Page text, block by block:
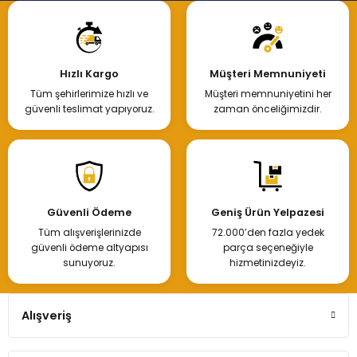
Hızlı Kargo
Tüm şehirlerimize hızlı ve
güvenli teslimat yapıyoruz.
Müşteri Memnuniyeti
Müşteri memnuniyetini her
zaman önceliğimizdir.
Güvenli Ödeme
Tüm alışverişlerinizde
güvenli ödeme altyapısı
sunuyoruz.
Geniş Ürün Yelpazesi
72.000’den fazla yedek
parça seçeneğiyle
hizmetinizdeyiz.
Alışveriş